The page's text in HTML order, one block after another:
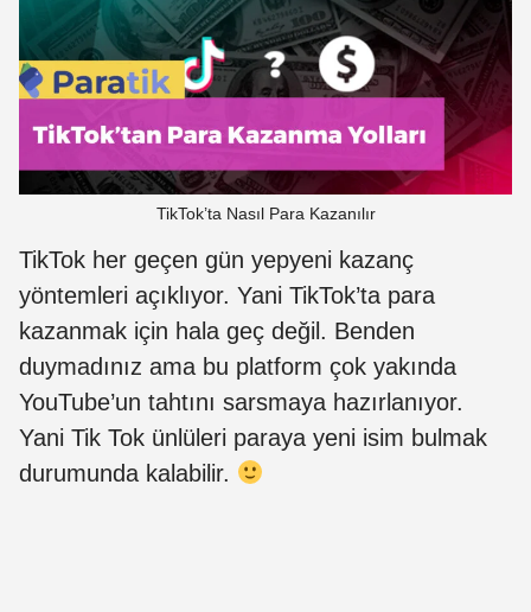
TikTok’ta Nasıl Para Kazanılır
TikTok her geçen gün yepyeni kazanç
yöntemleri açıklıyor. Yani TikTok’ta para
kazanmak için hala geç değil. Benden
duymadınız ama bu platform çok yakında
YouTube’un tahtını sarsmaya hazırlanıyor.
Yani Tik Tok ünlüleri paraya yeni isim bulmak
durumunda kalabilir.